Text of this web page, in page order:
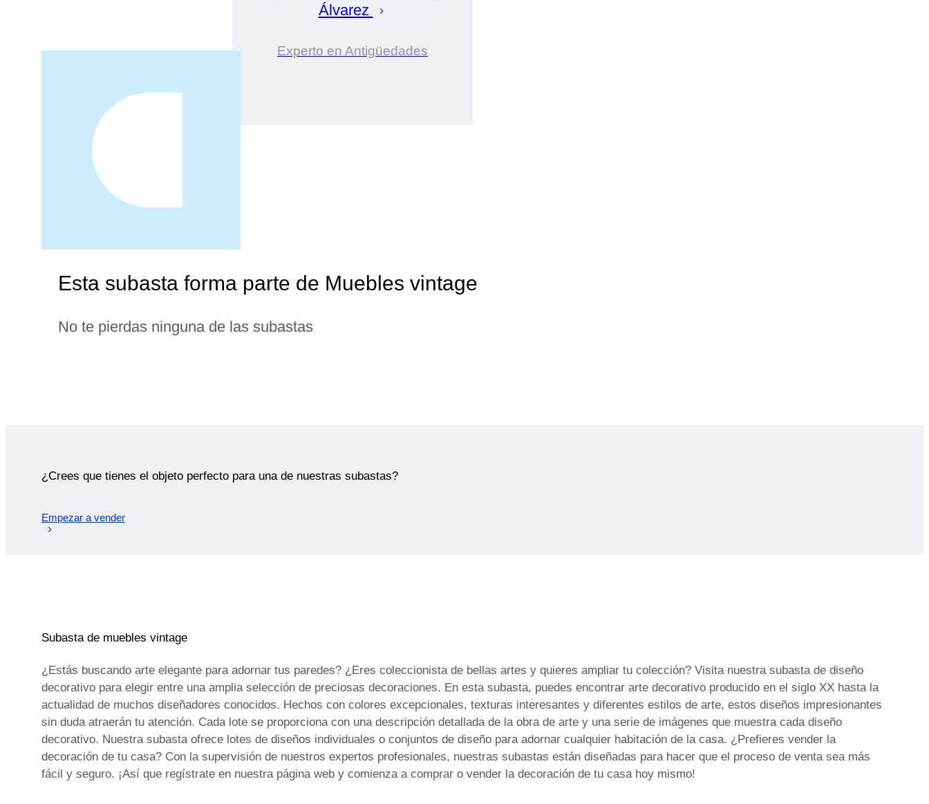
Álvarez
Experto en Antigüedades
Esta subasta forma parte de Muebles vintage
No te pierdas ninguna de las subastas
¿Crees que tienes el objeto perfecto para una de nuestras subastas?
Empezar a vender
Subasta de muebles vintage
¿Estás buscando arte elegante para adornar tus paredes? ¿Eres coleccionista de bellas artes y quieres ampliar tu colección? Visita nuestra subasta de diseño
decorativo para elegir entre una amplia selección de preciosas decoraciones. En esta subasta, puedes encontrar arte decorativo producido en el siglo XX hasta la
actualidad de muchos diseñadores conocidos. Hechos con colores excepcionales, texturas interesantes y diferentes estilos de arte, estos diseños impresionantes
sin duda atraerán tu atención. Cada lote se proporciona con una descripción detallada de la obra de arte y una serie de imágenes que muestra cada diseño
decorativo. Nuestra subasta ofrece lotes de diseños individuales o conjuntos de diseño para adornar cualquier habitación de la casa. ¿Prefieres vender la
decoración de tu casa? Con la supervisión de nuestros expertos profesionales, nuestras subastas están diseñadas para hacer que el proceso de venta sea más
fácil y seguro. ¡Así que regístrate en nuestra página web y comienza a comprar o vender la decoración de tu casa hoy mismo!